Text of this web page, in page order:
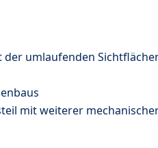
umlaufenden
mit weiterer